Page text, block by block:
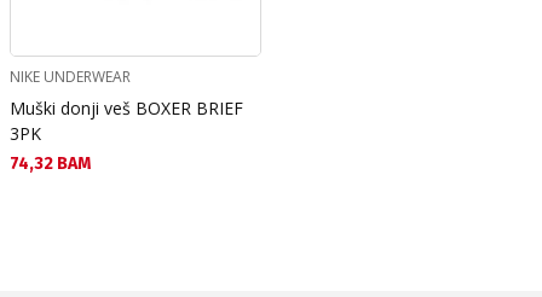
NIKE UNDERWEAR
Muški donji veš BOXER BRIEF
3PK
Текуща цена:
74,32 BAM